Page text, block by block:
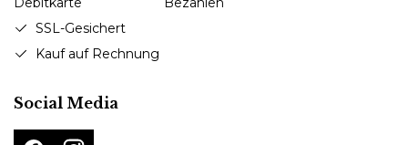
SSL-Gesichert
Kauf auf Rechnung
Social Media